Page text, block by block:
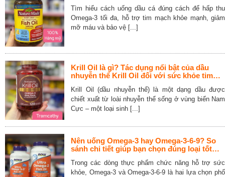
Tìm hiểu cách uống dầu cá đúng cách để hấp thu
Omega-3 tối đa, hỗ trợ tim mạch khỏe mạnh, giảm
mỡ máu và bảo vệ [...]
Krill Oil là gì? Tác dụng nổi bật của dầu
nhuyễn thể Krill Oil đối với sức khỏe tim
Krill Oil (dầu nhuyễn thể) là một dạng dầu được
chiết xuất từ loài nhuyễn thể sống ở vùng biển Nam
Cực – một loại sinh [...]
Nên uống Omega-3 hay Omega-3-6-9? So
sánh chi tiết giúp bạn chọn đúng loại tốt
Trong các dòng thực phẩm chức năng hỗ trợ sức
khỏe, Omega-3 và Omega-3-6-9 là hai lựa chọn phổ